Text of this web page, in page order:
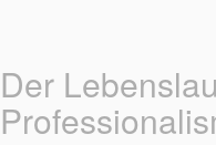
Der